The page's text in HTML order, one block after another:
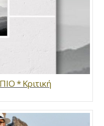
* Κριτική